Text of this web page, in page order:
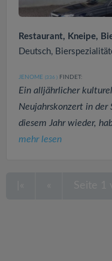
Restaurant, Kneipe,
Deutsch,
JENOME (336 ) FINDET:
Ein alljährlicher
Neujahrskonzert in der
diesem Jahr wieder,
mehr lesen